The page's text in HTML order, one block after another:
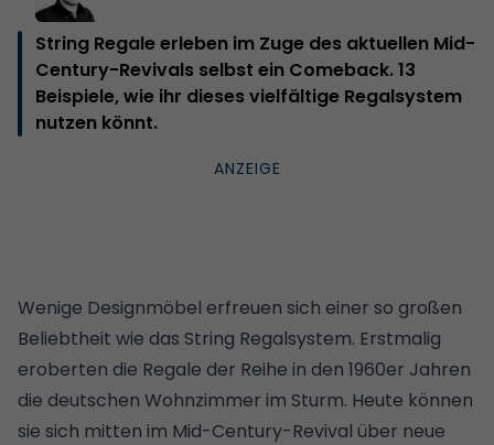
String Regale erleben im Zuge des aktuellen Mid-
Century-Revivals selbst ein Comeback. 13
Beispiele, wie ihr dieses vielfältige Regalsystem
nutzen könnt.
Wenige Designmöbel erfreuen sich einer so großen
Beliebtheit wie das String Regalsystem. Erstmalig
eroberten die Regale der Reihe in den 1960er Jahren
die deutschen Wohnzimmer im Sturm. Heute können
sie sich mitten im Mid-Century-Revival über neue